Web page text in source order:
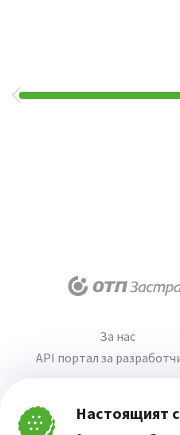
Затвори Настоящият
За нас
API портал за